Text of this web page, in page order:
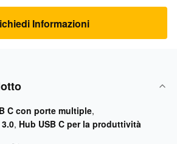
Informazioni
C con porte multiple,
, Hub USB C per la produttività